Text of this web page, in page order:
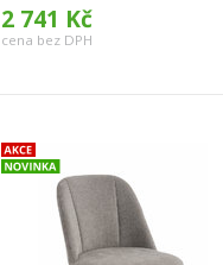
2 741 Kč
cena bez DPH